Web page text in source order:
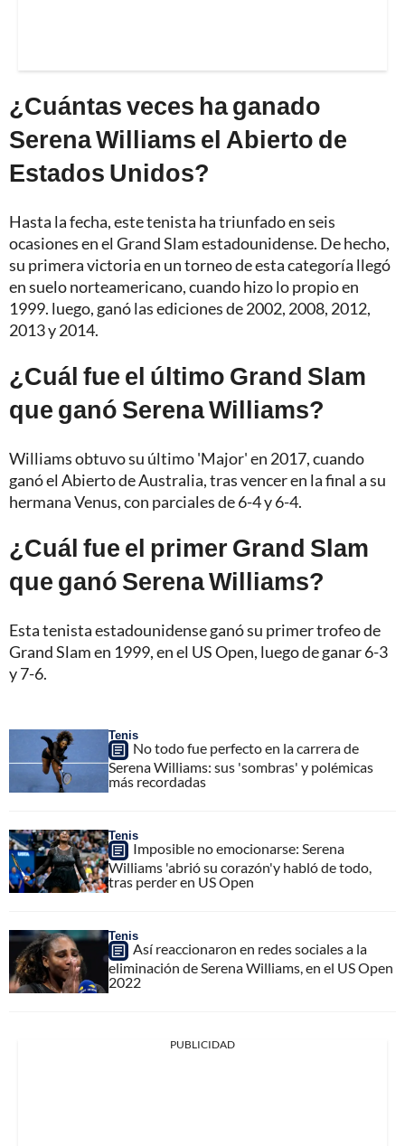
¿Cuántas veces ha ganado
Serena Williams el Abierto de
Estados Unidos?
Hasta la fecha, este tenista ha triunfado en seis
ocasiones en el Grand Slam estadounidense. De hecho,
su primera victoria en un torneo de esta categoría llegó
en suelo norteamericano, cuando hizo lo propio en
1999. luego, ganó las ediciones de 2002, 2008, 2012,
2013 y 2014.
¿Cuál fue el último Grand Slam
que ganó Serena Williams?
Williams obtuvo su último 'Major' en 2017, cuando
ganó el Abierto de Australia, tras vencer en la final a su
hermana Venus, con parciales de 6-4 y 6-4.
¿Cuál fue el primer Grand Slam
que ganó Serena Williams?
Esta tenista estadounidense ganó su primer trofeo de
Grand Slam en 1999, en el US Open, luego de ganar 6-3
y 7-6.
Tenis
No todo fue perfecto en la carrera de
Serena Williams: sus 'sombras' y polémicas
más recordadas
Tenis
Imposible no emocionarse: Serena
Williams 'abrió su corazón'y habló de todo,
tras perder en US Open
Tenis
Así reaccionaron en redes sociales a la
eliminación de Serena Williams, en el US Open
2022
PUBLICIDAD